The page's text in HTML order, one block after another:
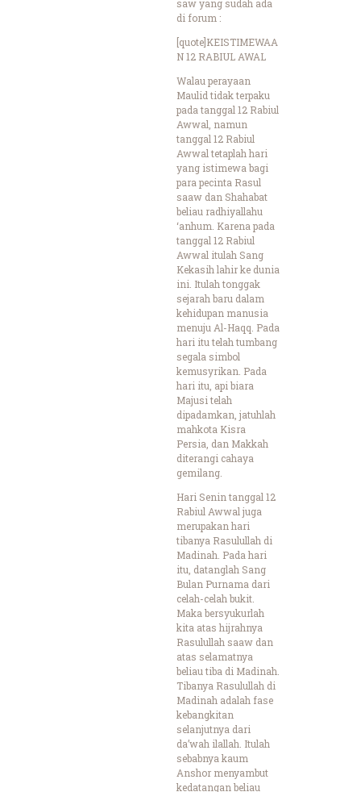
saw yang sudah ada
di forum :
[quote]KEISTIMEWAA
N 12 RABIUL AWAL
Walau perayaan
Maulid tidak terpaku
pada tanggal 12 Rabiul
Awwal, namun
tanggal 12 Rabiul
Awwal tetaplah hari
yang istimewa bagi
para pecinta Rasul
saaw dan Shahabat
beliau radhiyallahu
‘anhum. Karena pada
tanggal 12 Rabiul
Awwal itulah Sang
Kekasih lahir ke dunia
ini. Itulah tonggak
sejarah baru dalam
kehidupan manusia
menuju Al-Haqq. Pada
hari itu telah tumbang
segala simbol
kemusyrikan. Pada
hari itu, api biara
Majusi telah
dipadamkan, jatuhlah
mahkota Kisra
Persia, dan Makkah
diterangi cahaya
gemilang.
Hari Senin tanggal 12
Rabiul Awwal juga
merupakan hari
tibanya Rasulullah di
Madinah. Pada hari
itu, datanglah Sang
Bulan Purnama dari
celah-celah bukit.
Maka bersyukurlah
kita atas hijrahnya
Rasulullah saaw dan
atas selamatnya
beliau tiba di Madinah.
Tibanya Rasulullah di
Madinah adalah fase
kebangkitan
selanjutnya dari
da’wah ilallah. Itulah
sebabnya kaum
Anshor menyambut
kedatangan beliau